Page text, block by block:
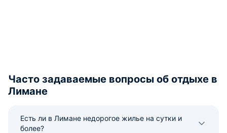
Часто задаваемые вопросы об отдыхе в
Лимане
Есть ли в Лимане недорогое жилье на сутки и
более?